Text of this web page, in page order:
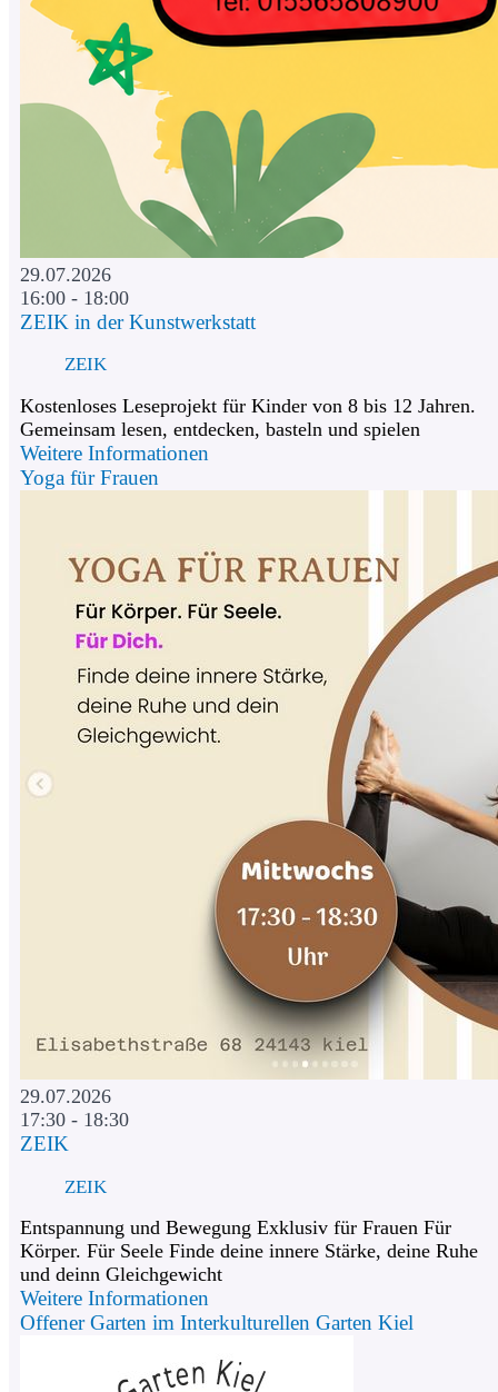
29.07.2026
16:00 - 18:00
ZEIK in der Kunstwerkstatt
ZEIK
Kostenloses Leseprojekt für Kinder von 8 bis 12 Jahren.
Gemeinsam lesen, entdecken, basteln und spielen
Weitere Informationen
Yoga für Frauen
29.07.2026
17:30 - 18:30
ZEIK
ZEIK
Entspannung und Bewegung Exklusiv für Frauen Für
Körper. Für Seele Finde deine innere Stärke, deine Ruhe
und deinn Gleichgewicht
Weitere Informationen
Offener Garten im Interkulturellen Garten Kiel